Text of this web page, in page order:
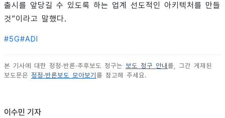
출시를 앞당길 수 있도록 하는 업계 선도적인 아키텍처를 만들
것”이라고 말했다.
#5G#ADI
본 기사에 대한 정정·반론·추후보도 청구는 보도 청구 안내 를, 그간 게재된
보도문은 정정·반론보도 모아보기 를 참고해 주세요.
이수민 기자